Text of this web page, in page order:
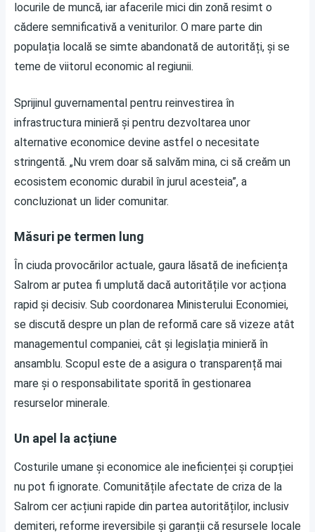
locurile de muncă, iar afacerile mici din zonă resimt o
cădere semnificativă a veniturilor. O mare parte din
populația locală se simte abandonată de autorități, și se
teme de viitorul economic al regiunii.
Sprijinul guvernamental pentru reinvestirea în
infrastructura minieră și pentru dezvoltarea unor
alternative economice devine astfel o necesitate
stringentă. „Nu vrem doar să salvăm mina, ci să creăm un
ecosistem economic durabil în jurul acesteia”, a
concluzionat un lider comunitar.
Măsuri pe termen lung
În ciuda provocărilor actuale, gaura lăsată de ineficiența
Salrom ar putea fi umplută dacă autoritățile vor acționa
rapid și decisiv. Sub coordonarea Ministerului Economiei,
se discută despre un plan de reformă care să vizeze atât
managementul companiei, cât și legislația minieră în
ansamblu. Scopul este de a asigura o transparență mai
mare și o responsabilitate sporită în gestionarea
resurselor minerale.
Un apel la acțiune
Costurile umane și economice ale ineficienței și corupției
nu pot fi ignorate. Comunitățile afectate de criza de la
Salrom cer acțiuni rapide din partea autorităților, inclusiv
demiteri, reforme ireversibile și garanții că resursele locale